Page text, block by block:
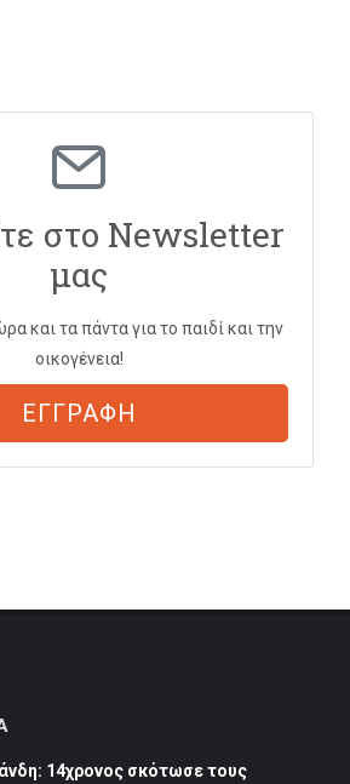
στο Newsletter
μας
και τα πάντα για το παιδί και την
οικογένεια!
ΕΓΓΡΑΦΗ
14χρονος σκότωσε τους